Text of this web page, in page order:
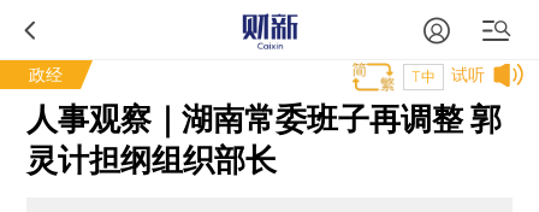
政经 试听
T中
人事观察｜湖南常委班子再调整 郭
灵计担纲组织部长